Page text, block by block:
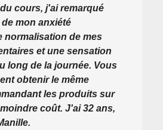
cours, j'ai remarqué
mon anxiété
normalisation de mes
et une sensation
long de la journée. Vous
obtenir le même
les produits sur
coût. J'ai 32 ans,